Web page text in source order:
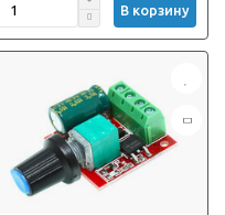
В корзину